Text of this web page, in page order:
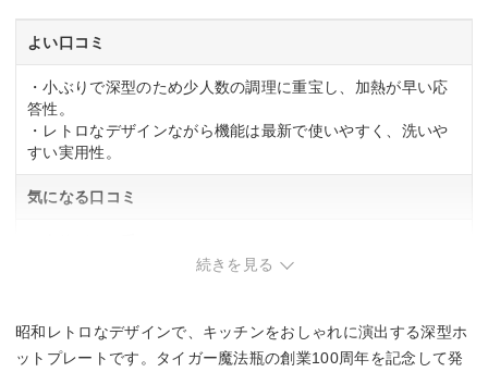
よい口コミ
・小ぶりで深型のため少人数の調理に重宝し、加熱が早い応
答性。
・レトロなデザインながら機能は最新で使いやすく、洗いや
すい実用性。
気になる口コミ
続きを見る
昭和レトロなデザインで、キッチンをおしゃれに演出する深型ホ
ットプレートです。タイガー魔法瓶の創業100周年を記念して発